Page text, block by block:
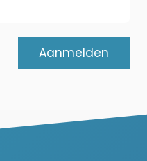
Aanmelden